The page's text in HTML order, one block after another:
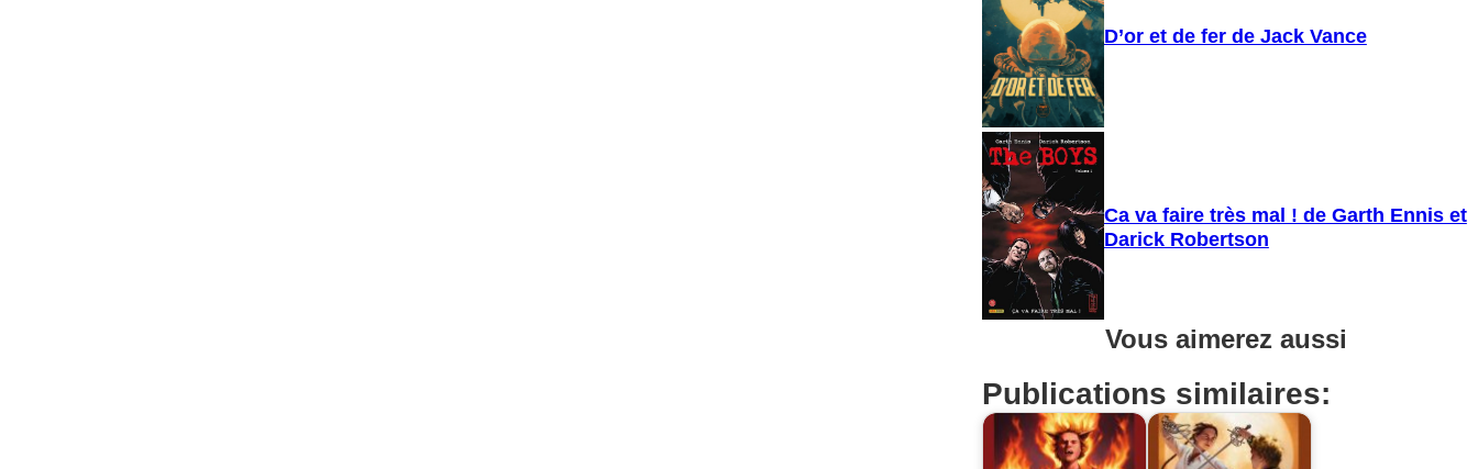
D’or et de fer de Jack Vance
Ca va faire très mal ! de Garth Ennis et
Darick Robertson
Vous aimerez aussi
Publications similaires: